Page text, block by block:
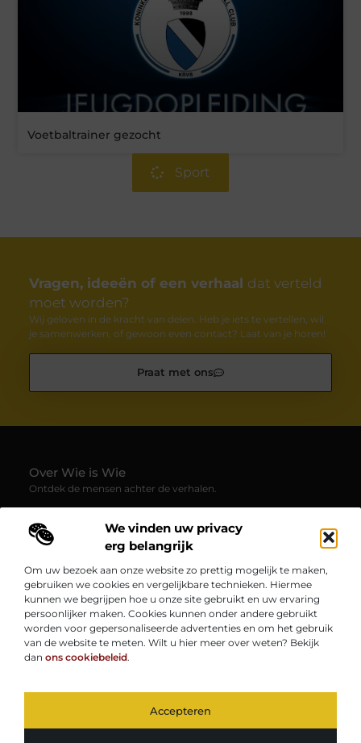
We vinden uw privacy
erg belangrijk
Om uw bezoek aan onze website zo prettig mogelijk te maken,
gebruiken we cookies en vergelijkbare technieken. Hiermee
kunnen we begrijpen hoe u onze site gebruikt en uw ervaring
persoonlijker maken. Cookies kunnen onder andere gebruikt
worden voor gepersonaliseerde advertenties en om het gebruik
van de website te meten. Wilt u hier meer over weten? Bekijk
dan ons cookiebeleid.
Accepteren
Voetbaltrainer gezocht
Sport
Vragen, ideeën of een verhaal dat verteld
moet worden?
Wij geloven in de kracht van delen. Heb je iets te vertellen, wil
je samenwerken, of gewoon even contact? Laat van je horen!
Praat met ons
Over Wie is Wie
Ontdek de mensen achter de verhalen.
over boeiende persoonlijkheden uit alle hoeken van de
samenleving. Laat je verrassen door inspirerende
Onze informatie
Bericht categorie